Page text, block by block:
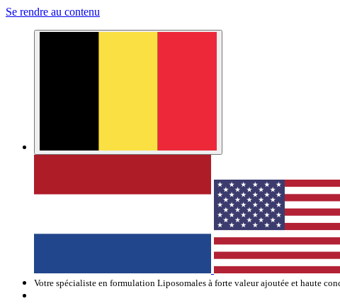
Se rendre au contenu
Votre spécialiste en formulation Liposomales à forte valeur ajoutée et haute